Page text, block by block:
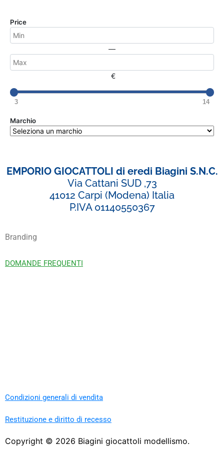
Price
—
€
3 14
Marchio
EMPORIO GIOCATTOLI di eredi Biagini S.N.C.
Via Cattani SUD ,73
41012 Carpi (Modena) Italia
P.IVA 01140550367
Branding
DOMANDE FREQUENTI
Condizioni generali di vendita
Restituzione e diritto di recesso
Copyright © 2026 Biagini giocattoli modellismo.